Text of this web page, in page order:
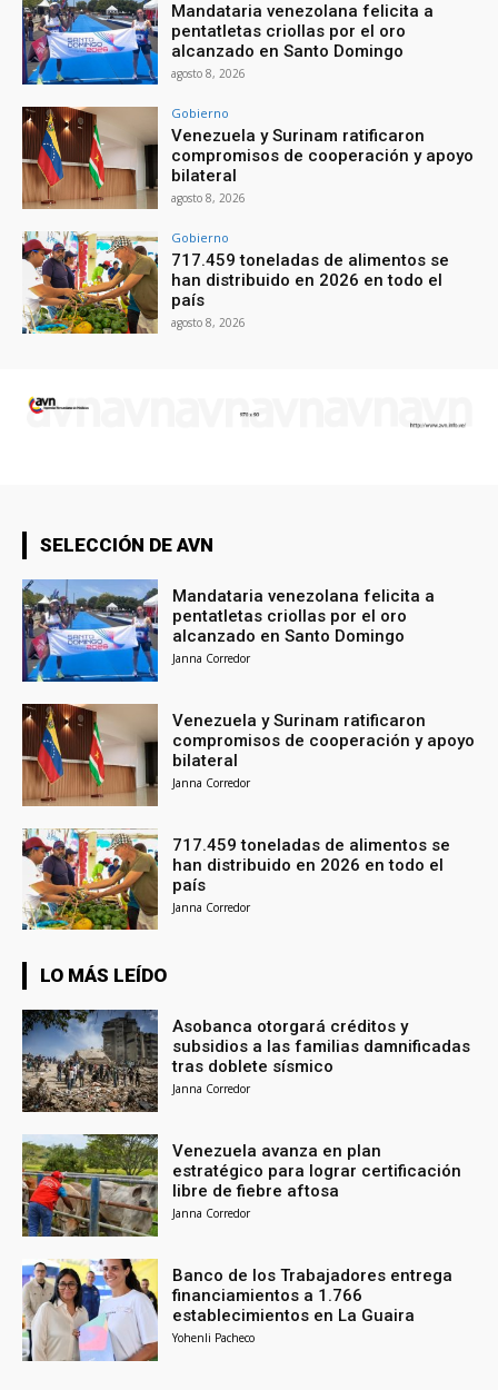
Mandataria venezolana felicita a
pentatletas criollas por el oro
alcanzado en Santo Domingo
agosto 8, 2026
Gobierno
Venezuela y Surinam ratificaron
compromisos de cooperación y apoyo
bilateral
agosto 8, 2026
Gobierno
717.459 toneladas de alimentos se
han distribuido en 2026 en todo el
país
agosto 8, 2026
SELECCIÓN DE AVN
Mandataria venezolana felicita a
pentatletas criollas por el oro
alcanzado en Santo Domingo
Janna Corredor
Venezuela y Surinam ratificaron
compromisos de cooperación y apoyo
bilateral
Janna Corredor
717.459 toneladas de alimentos se
han distribuido en 2026 en todo el
país
Janna Corredor
LO MÁS LEÍDO
Asobanca otorgará créditos y
subsidios a las familias damnificadas
tras doblete sísmico
Janna Corredor
Venezuela avanza en plan
estratégico para lograr certificación
libre de fiebre aftosa
Janna Corredor
Banco de los Trabajadores entrega
financiamientos a 1.766
establecimientos en La Guaira
Yohenli Pacheco